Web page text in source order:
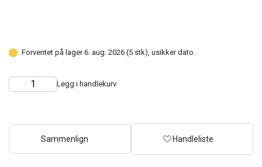
Forventet på lager 6. aug. 2026 (5 stk), usikker dato.
Choose
Quantity Legg i handlekurv
Sammenlign Handleliste